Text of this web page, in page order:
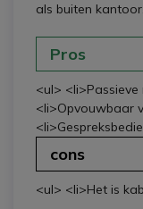
als buiten kantoor.
Pros
<ul>
<li>Opvouwbaar
cons
<ul> <li>Het is